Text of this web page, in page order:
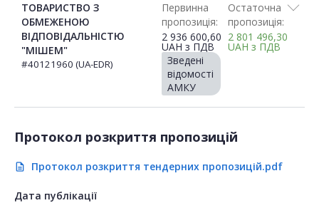
ТОВАРИСТВО З
ОБМЕЖЕНОЮ
ВІДПОВІДАЛЬНІСТЮ
"МІШЕМ"
#40121960 (UA-EDR)
Первинна
пропозиція:
2 936 600,60
UAH з ПДВ
Зведені
відомості
АМКУ
Остаточна
пропозиція:
2 801 496,30
UAH з ПДВ
Протокол розкриття пропозицій
description Протокол розкриття тендерних пропозицій.pdf
Дата публікації